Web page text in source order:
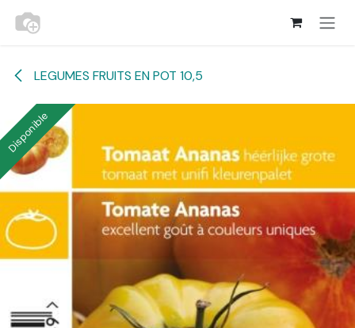
Se rendre au contenu
LEGUMES FRUITS EN POT 10,5
Disponible